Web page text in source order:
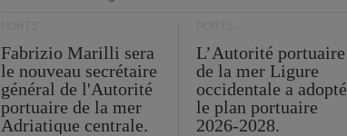
Fabrizio Marilli sera
le nouveau secrétaire
général de l'Autorité
portuaire de la mer
Adriatique centrale.
L’Autorité portuaire
de la mer Ligure
occidentale a adopté
le plan portuaire
2026-2028.